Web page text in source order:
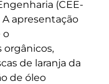
(CEE-
A apresentação
o
de laranja da
de óleo